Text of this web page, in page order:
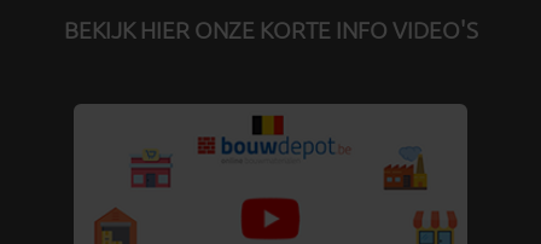
BEKIJK HIER ONZE KORTE INFO VIDEO'S